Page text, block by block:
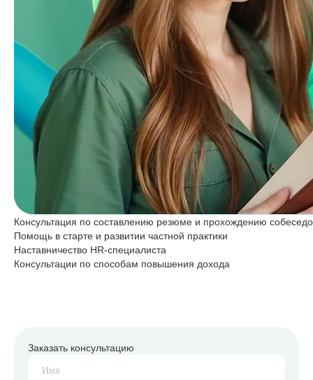
Консультация по составлению резюме и прохождению
Помощь в старте и развитии частной практики
Наставничество HR-специалиста
Консультации по способам повышения дохода
Заказать консультацию